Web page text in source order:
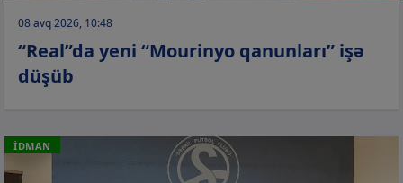
08 avq 2026, 10:48
“Real”da yeni “Mourinyo qanunları” işə
düşüb
İDMAN